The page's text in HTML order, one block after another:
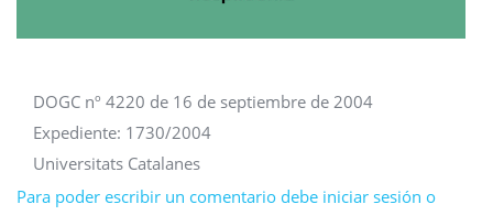
DOGC nº 4220 de 16 de septiembre de 2004
Expediente: 1730/2004
Universitats Catalanes
Para poder escribir un comentario debe iniciar sesión o